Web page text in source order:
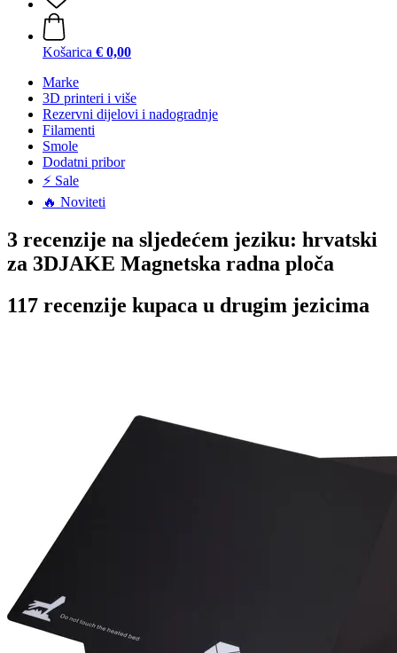
Košarica € 0,00
Marke
3D printeri i više
Rezervni dijelovi i nadogradnje
Filamenti
Smole
Dodatni pribor
⚡ Sale
🔥 Noviteti
3 recenzije na sljedećem jeziku: hrvatski
za 3DJAKE Magnetska radna ploča
117 recenzije kupaca u drugim jezicima